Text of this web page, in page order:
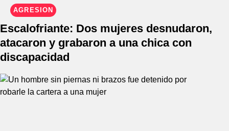
AGRESIÓN
Escalofriante: Dos mujeres desnudaron,
atacaron y grabaron a una chica con
discapacidad